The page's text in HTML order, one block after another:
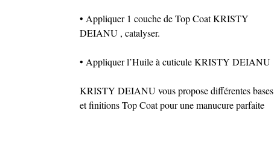
• Appliquer 1 couche de Top Coat KRISTY
DEIANU , catalyser.
• Appliquer l’Huile à cuticule KRISTY DEIANU
KRISTY DEIANU vous propose différentes bases
et finitions Top Coat pour une manucure parfaite